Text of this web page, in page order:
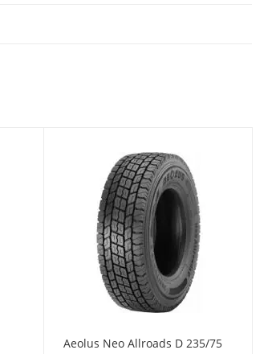
Aeolus Neo Allroads D 235/75